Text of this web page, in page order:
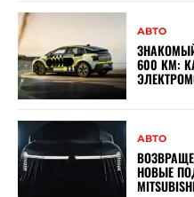
АВТО
600 КМ:
АВТО
НОВЫЕ